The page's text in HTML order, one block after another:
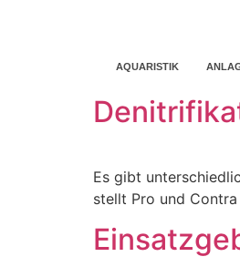
AQUARISTIK
Es gibt
stellt Pro und